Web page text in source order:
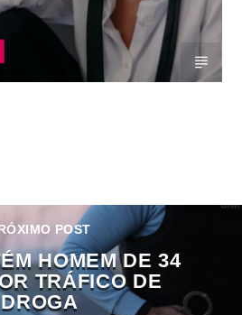
POST
HOMEM DE 34
TRÁFICO DE
DROGA